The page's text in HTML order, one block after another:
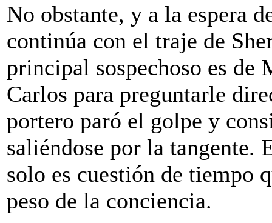
No obstante, y a la espera
continúa con el traje de
principal sospechoso es de
Carlos para preguntarle
portero paró el golpe y
saliéndose por la tangente.
solo es cuestión de tiempo
peso de la conciencia.